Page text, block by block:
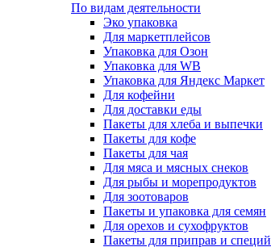
По видам деятельности
Эко упаковка
Для маркетплейсов
Упаковка для Озон
Упаковка для WB
Упаковка для Яндекс Маркет
Для кофейни
Для доставки еды
Пакеты для хлеба и выпечки
Пакеты для кофе
Пакеты для чая
Для мяса и мясных снеков
Для рыбы и морепродуктов
Для зоотоваров
Пакеты и упаковка для семян
Для орехов и сухофруктов
Пакеты для приправ и специй